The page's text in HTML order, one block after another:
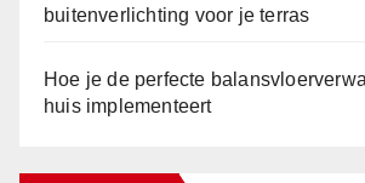
buitenverlichting voor je terras
Hoe je de perfecte
huis implementeert